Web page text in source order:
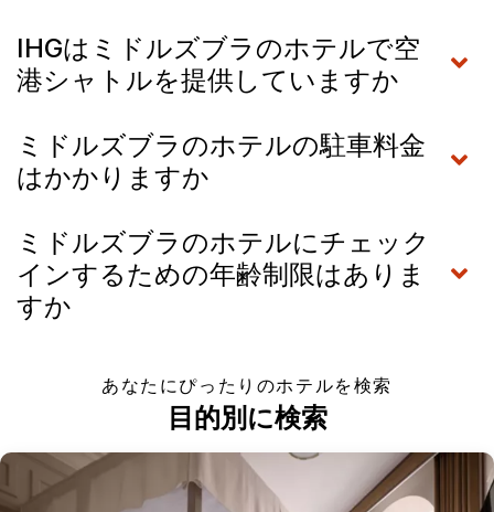
IHGはミドルズブラのホテルで空
港シャトルを提供していますか
ミドルズブラのホテルの駐車料金
はかかりますか
ミドルズブラのホテルにチェック
インするための年齢制限はありま
すか
あなたにぴったりのホテルを検索
目的別に検索